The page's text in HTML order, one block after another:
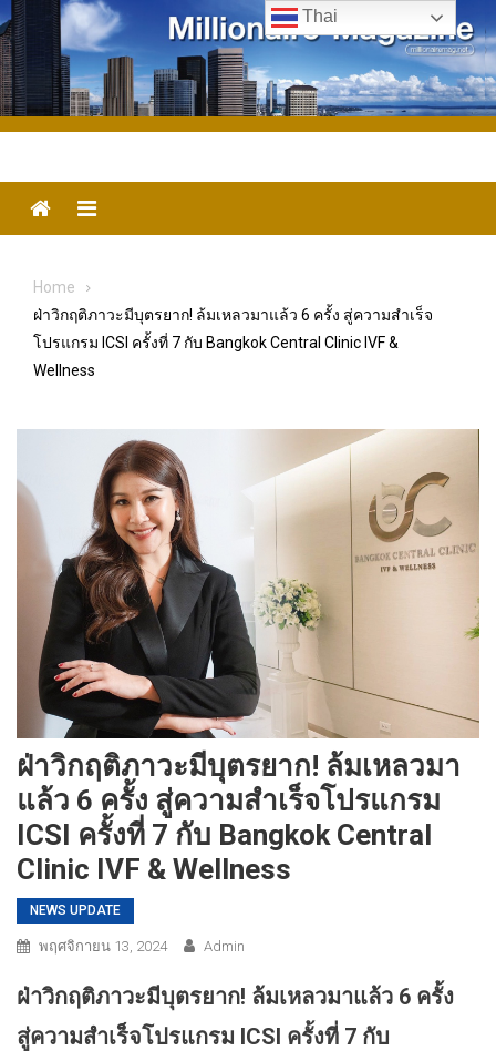
Skip
to
content
Menu
Home
ฝ่าวิกฤติภาวะมีบุตรยาก! ล้มเหลวมาแล้ว 6 ครั้ง สู่ความสำเร็จ
โปรแกรม ICSI ครั้งที่ 7 กับ Bangkok Central Clinic IVF &
Wellness
ฝ่าวิกฤติภาวะมีบุตรยาก! ล้มเหลวมา
แล้ว 6 ครั้ง สู่ความสำเร็จโปรแกรม
ICSI ครั้งที่ 7 กับ Bangkok Central
Clinic IVF & Wellness
NEWS UPDATE
พฤศจิกายน 13, 2024 Admin
ฝ่าวิกฤติภาวะมีบุตรยาก! ล้มเหลวมาแล้ว 6 ครั้ง
สู่ความสำเร็จโปรแกรม ICSI ครั้งที่ 7 กับ
Thai